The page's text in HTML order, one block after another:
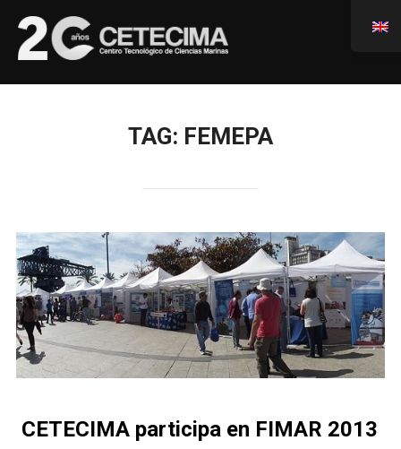
TAG: FEMEPA
CETECIMA participa en FIMAR 2013